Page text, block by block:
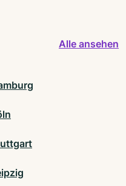
Alle ansehen